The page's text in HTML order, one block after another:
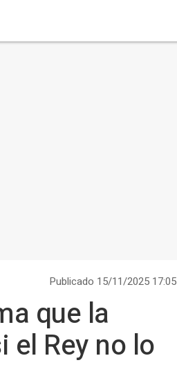
Publicado 15/11/2025 17:05
que la
el Rey no lo